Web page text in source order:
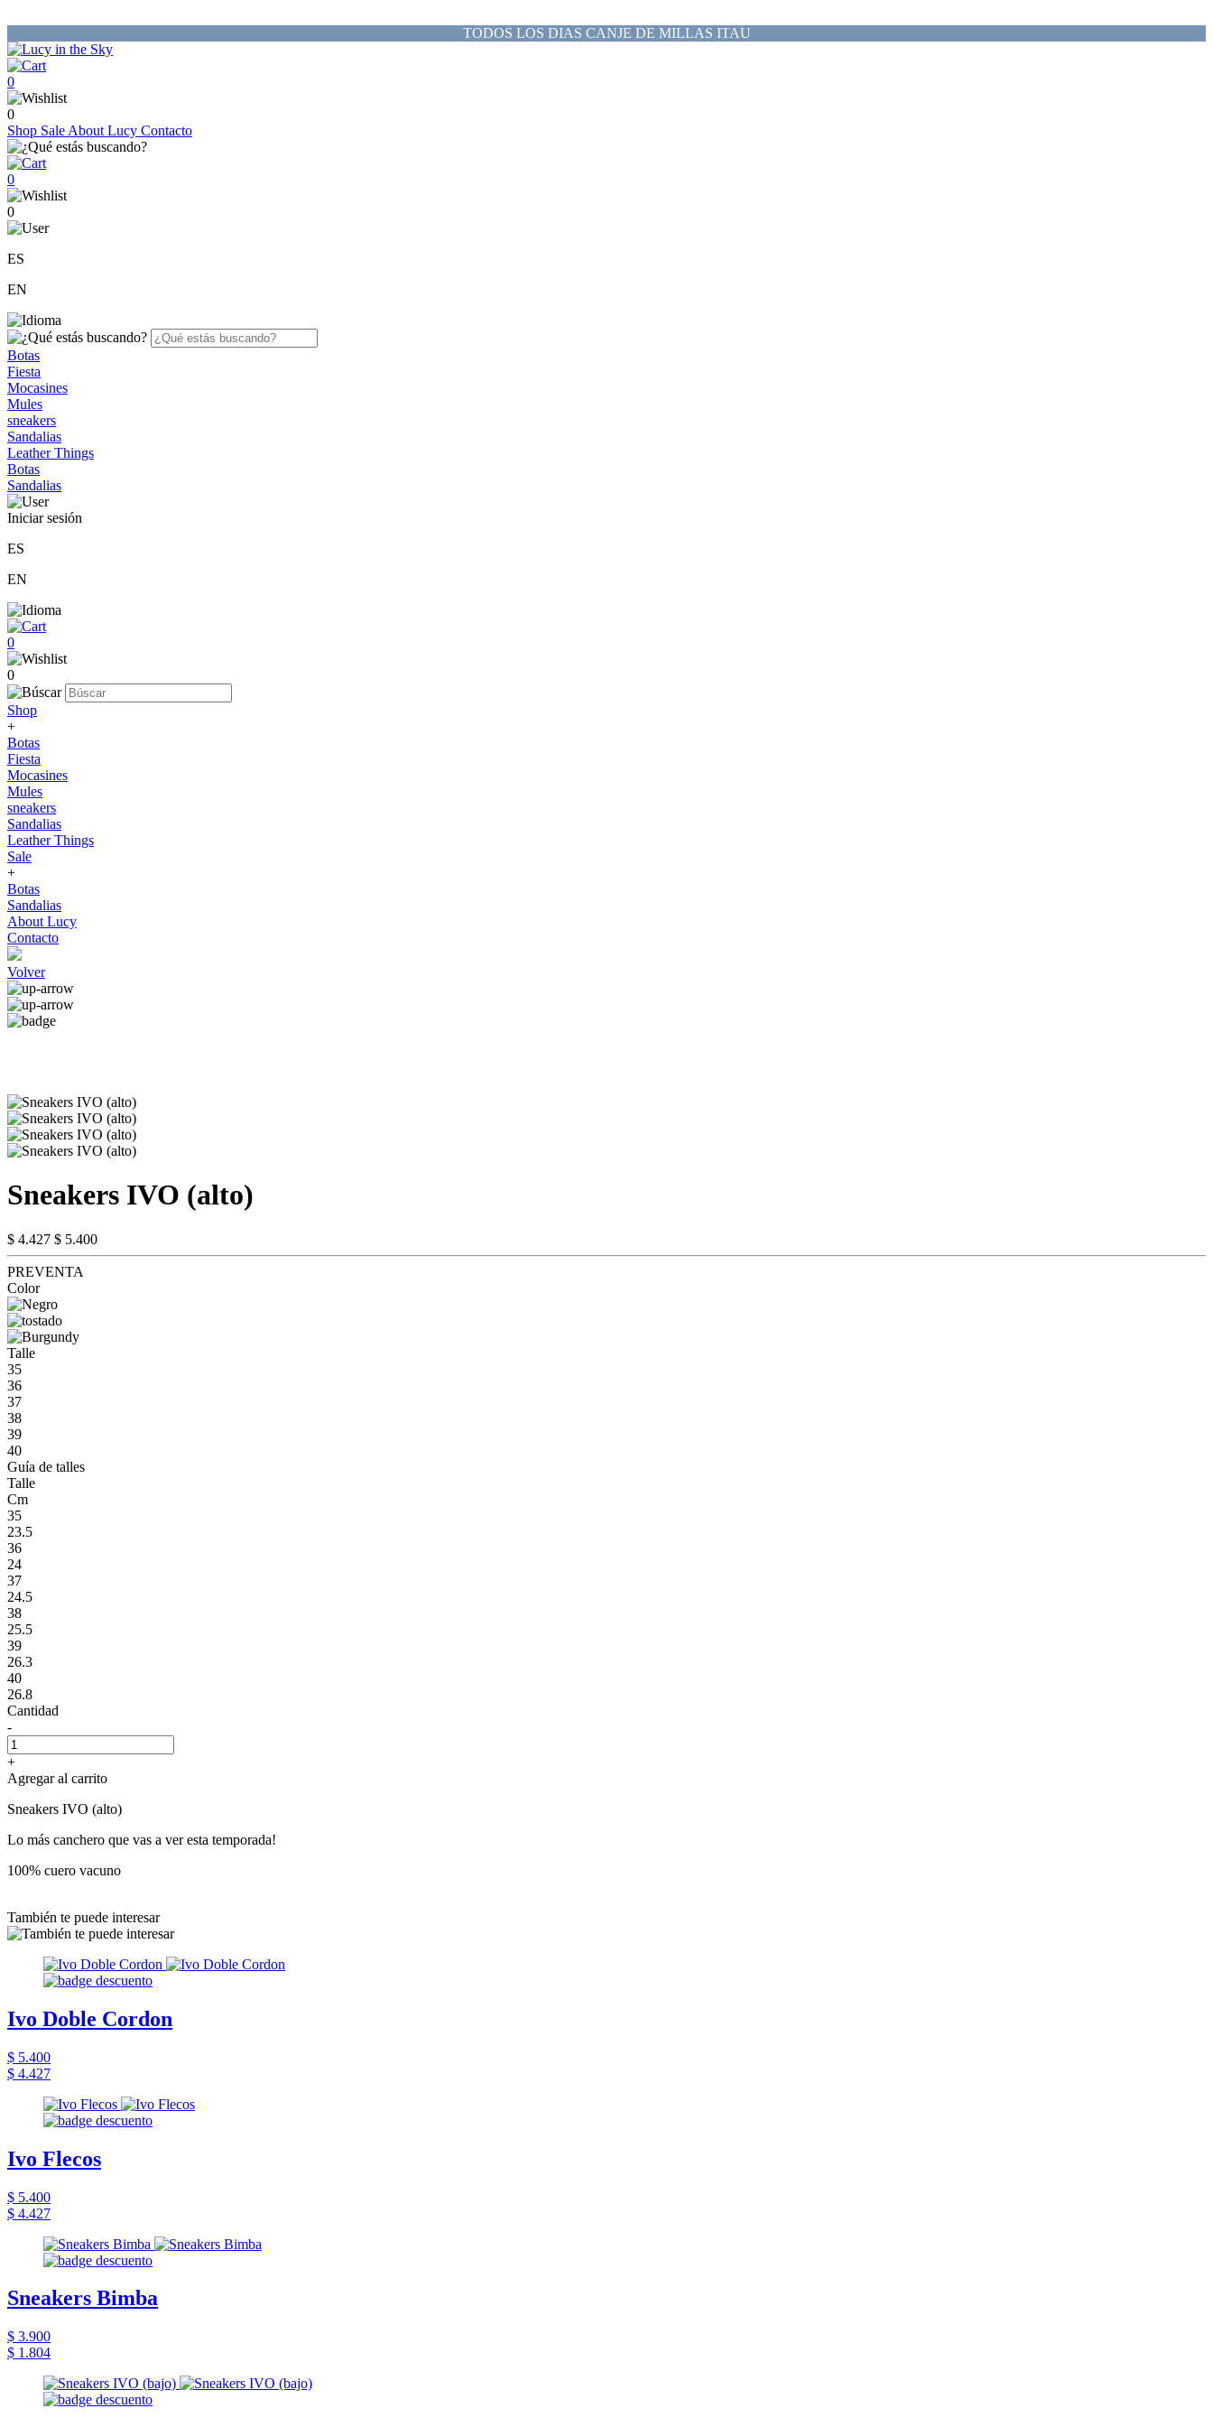
TODOS LOS DIAS CANJE DE MILLAS ITAU
0
0
Shop Sale About Lucy Contacto
0
0
ES
EN
Botas
Fiesta
Mocasines
Mules
sneakers
Sandalias
Leather Things
Botas
Sandalias
Iniciar sesión
ES
EN
0
0
Shop
+
Botas
Fiesta
Mocasines
Mules
sneakers
Sandalias
Leather Things
Sale
+
Botas
Sandalias
About Lucy
Contacto
Volver
Sneakers IVO (alto)
$ 4.427 $ 5.400
PREVENTA
Color
Talle
35
36
37
38
39
40
Guía de talles
Talle
Cm
35
23.5
36
24
37
24.5
38
25.5
39
26.3
40
26.8
Cantidad
-
+
Agregar al carrito
Sneakers IVO (alto)
Lo más canchero que vas a ver esta temporada!
100% cuero vacuno
También te puede interesar
Ivo Doble Cordon
$ 5.400
$ 4.427
Ivo Flecos
$ 5.400
$ 4.427
Sneakers Bimba
$ 3.900
$ 1.804